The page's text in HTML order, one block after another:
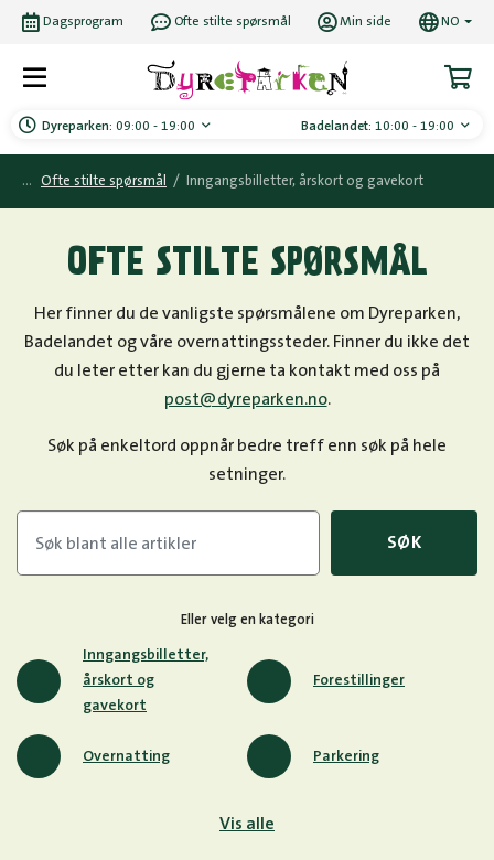
Dyreparken: 09:00 - 19:00 Badelandet: 10:00 - 19:00
Dagsprogram Ofte stilte spørsmål Min side NO
Ofte stilte spørsmål / Inngangsbilletter, årskort og gavekort
OFTE STILTE SPØRSMÅL
Her finner du de vanligste spørsmålene om Dyreparken,
Badelandet og våre overnattingssteder. Finner du ikke det
du leter etter kan du gjerne ta kontakt med oss på
post@dyreparken.no.
Søk på enkeltord oppnår bedre treff enn søk på hele
setninger.
SØK
Eller velg en kategori
Inngangsbilletter,
årskort og
gavekort
Forestillinger
Overnatting Parkering
Vis alle